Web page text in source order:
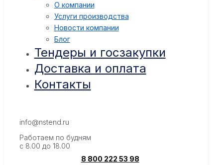
О компании
Услуги производства
Новости компании
Блог
Тендеры и госзакупки
Доставка и оплата
Контакты
info@nstend.ru
Работаем по будням
с 8.00 до 18.00
8 800 222 53 98